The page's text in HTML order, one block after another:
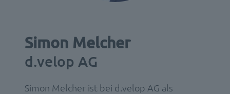
Simon Melcher
d.velop AG
Simon Melcher ist bei d.velop AG als